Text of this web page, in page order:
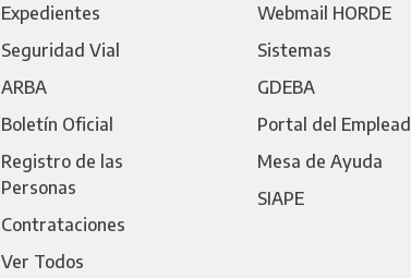
Expedientes
Seguridad Vial
ARBA
Boletín Oficial
Registro de las
Personas
Contrataciones
Ver Todos
Webmail HORDE
Sistemas
GDEBA
Portal del
Mesa de Ayuda
SIAPE